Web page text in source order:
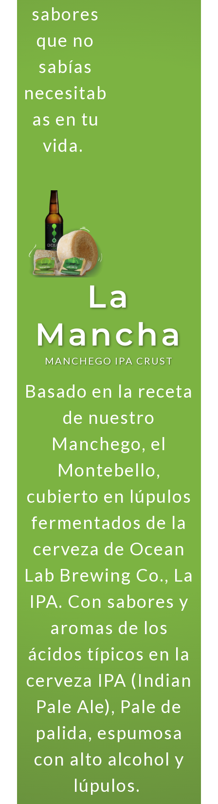
sabores
que no
sabías
necesitab
as en tu
vida.
La
Mancha
MANCHEGO IPA CRUST
Basado en la receta
de nuestro
Manchego, el
Montebello,
cubierto en lúpulos
fermentados de la
cerveza de Ocean
Lab Brewing Co., La
IPA. Con sabores y
aromas de los
ácidos típicos en la
cerveza IPA (Indian
Pale Ale), Pale de
palida, espumosa
con alto alcohol y
lúpulos.